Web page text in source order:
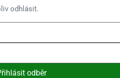
odhlásit.
odběr